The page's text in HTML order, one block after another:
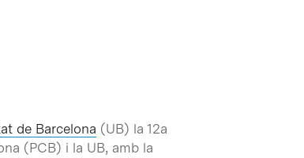
de Barcelona (UB) la 12a
(PCB) i la UB, amb la